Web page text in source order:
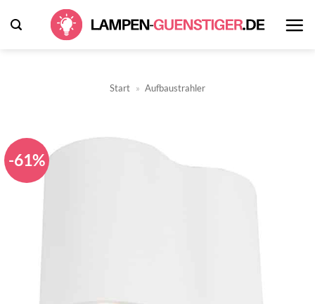
Inhalt
Start » Aufbaustrahler
-61%